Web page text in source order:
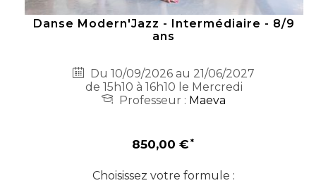
Danse Modern'Jazz - Intermédiaire - 8/9
ans
Du 10/09/2026 au 21/06/2027
de 15h10 à 16h10 le Mercredi
Professeur : Maeva
850,00 €
Choisissez votre formule :